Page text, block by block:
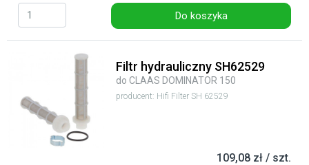
Do koszyka
Filtr hydrauliczny SH62529
do CLAAS DOMINATOR 150
producent: Hifi Filter SH 62529
109,08 zł / szt.